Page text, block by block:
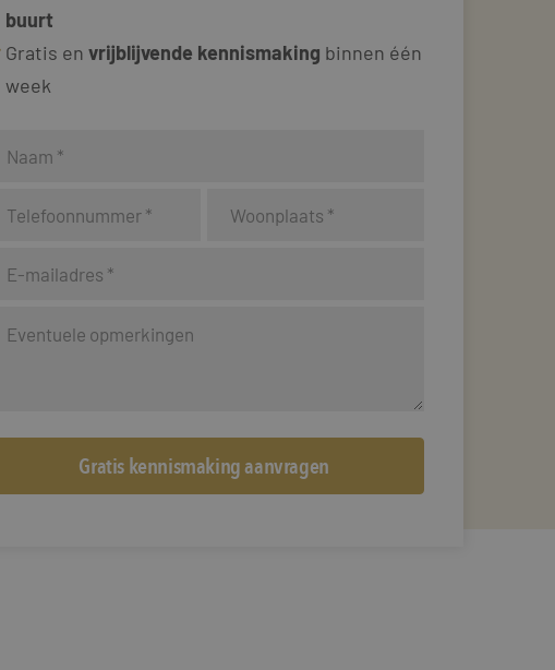
buurt
Gratis envrijblijvende kennismaking binnen één
week